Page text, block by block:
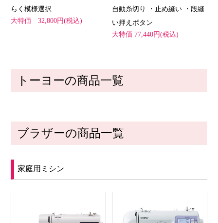
らく模様選択
大特価 32,800円(税込)
自動糸切り ・止め縫い ・段縫
い押えボタン
大特価 77,440円(税込)
トーヨーの商品一覧
ブラザーの商品一覧
家庭用ミシン